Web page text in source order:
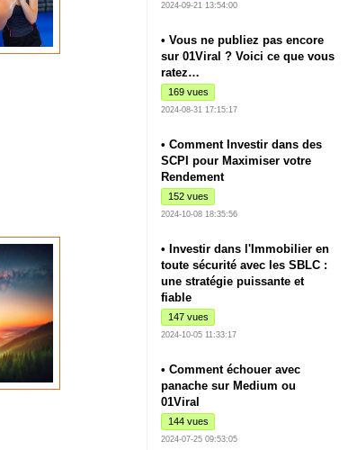
2024-09-21 13:54:00
• Vous ne publiez pas encore
sur 01Viral ? Voici ce que vous
ratez…
169 vues
2024-08-31 17:15:17
• Comment Investir dans des
SCPI pour Maximiser votre
Rendement
152 vues
2024-10-08 18:35:56
• Investir dans l'Immobilier en
toute sécurité avec les SBLC :
une stratégie puissante et
fiable
147 vues
2024-10-05 11:33:17
• Comment échouer avec
panache sur Medium ou
01Viral
144 vues
2024-07-25 09:53:05